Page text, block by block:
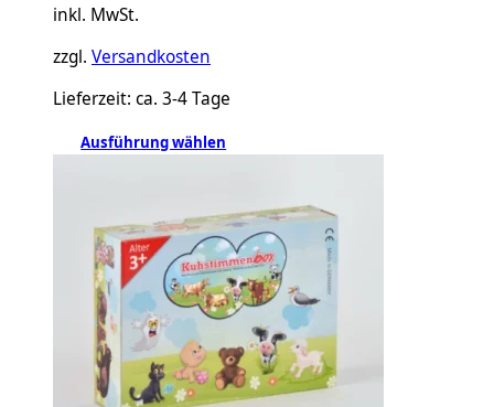
inkl. MwSt.
zzgl. Versandkosten
Lieferzeit: ca. 3-4 Tage
Ausführung wählen
mehrere
Varianten
auf.
Die
Optionen
können
auf
der